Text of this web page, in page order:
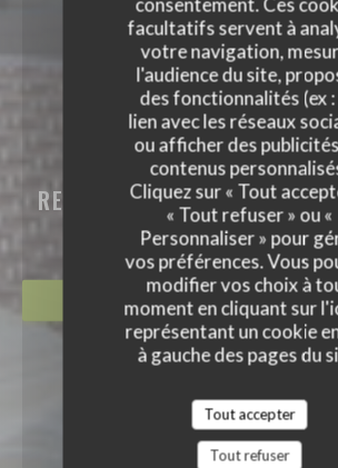
facultatifs servent à
votre navigation,
l'audience du site,
des fonctionnalités (ex :
lien avec les réseaux
ou afficher des
contenus
Cliquez sur « Tout
« Tout refuser » ou «
Personnaliser » pour
vos préférences. Vous
modifier vos choix à
moment en cliquant sur
représentant un cookie
à gauche des pages du
Tout accepter
Tout refuser
LE CAPRICCIO
RESTAURANT PIZZERIA|
GRASSE
RÉSERVER